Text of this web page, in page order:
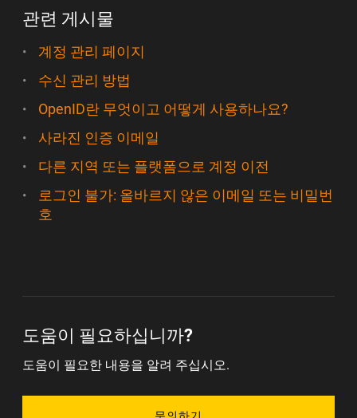
관련 게시물
계정 관리 페이지
수신 관리 방법
OpenID란 무엇이고 어떻게 사용하나요?
사라진 인증 이메일
다른 지역 또는 플랫폼으로 계정 이전
로그인 불가: 올바르지 않은 이메일 또는 비밀번
호
도움이 필요하십니까?
도움이 필요한 내용을 알려 주십시오.